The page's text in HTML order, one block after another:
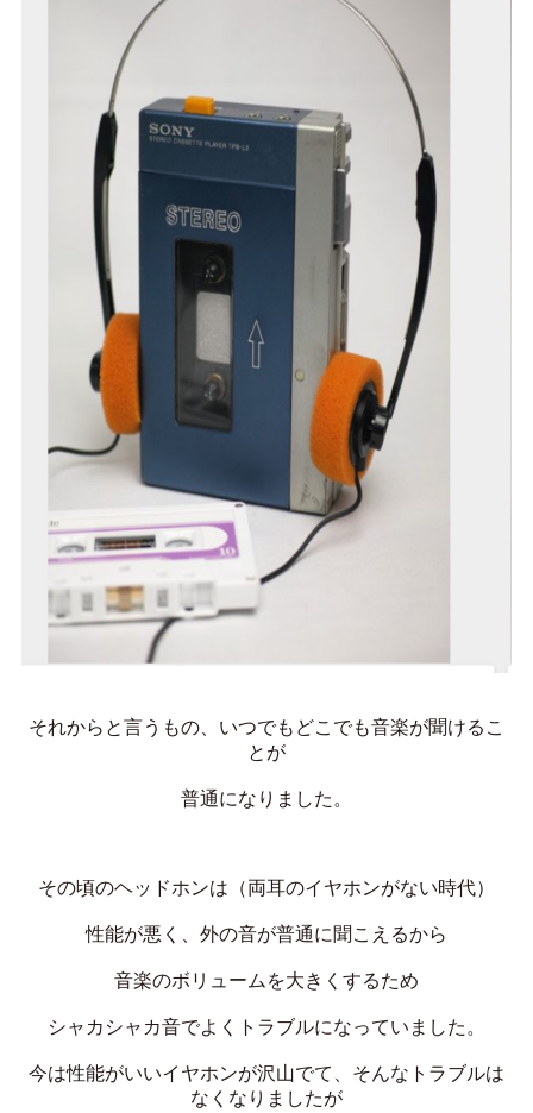
それからと言うもの、いつでもどこでも音楽が聞けるこ
とが
普通になりました。
その頃のヘッドホンは（両耳のイヤホンがない時代）
性能が悪く、外の音が普通に聞こえるから
音楽のボリュームを大きくするため
シャカシャカ音でよくトラブルになっていました。
今は性能がいいイヤホンが沢山でて、そんなトラブルは
なくなりましたが